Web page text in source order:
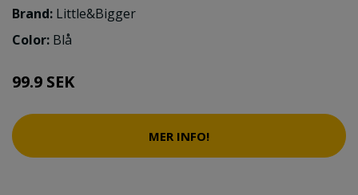
Brand: Little&Bigger
Color: Blå
99.9 SEK
MER INFO!